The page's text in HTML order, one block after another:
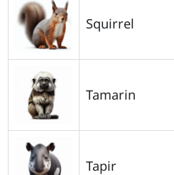
Squirrel
Tamarin
Tapir